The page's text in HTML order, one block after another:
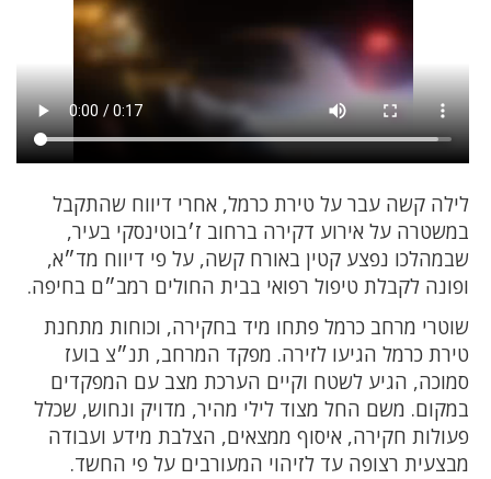
לילה קשה עבר על טירת כרמל, אחרי דיווח שהתקבל
במשטרה על אירוע דקירה ברחוב ז׳בוטינסקי בעיר,
שבמהלכו נפצע קטין באורח קשה, על פי דיווח מד״א,
ופונה לקבלת טיפול רפואי בבית החולים רמב״ם בחיפה.
שוטרי מרחב כרמל פתחו מיד בחקירה, וכוחות מתחנת
טירת כרמל הגיעו לזירה. מפקד המרחב, תנ״צ בועז
סמוכה, הגיע לשטח וקיים הערכת מצב עם המפקדים
במקום. משם החל מצוד לילי מהיר, מדויק ונחוש, שכלל
פעולות חקירה, איסוף ממצאים, הצלבת מידע ועבודה
מבצעית רצופה עד לזיהוי המעורבים על פי החשד.